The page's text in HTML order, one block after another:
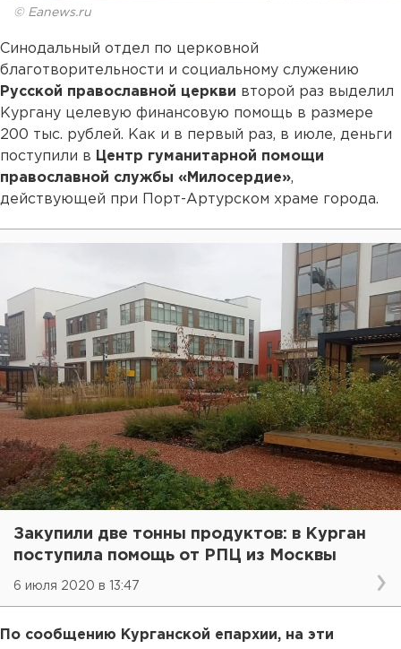
© Eanews.ru
Синодальный отдел по церковной
благотворительности и социальному служению
Русской православной церкви второй раз выделил
Кургану целевую финансовую помощь в размере
200 тыс. рублей. Как и в первый раз, в июле, деньги
поступили в Центр гуманитарной помощи
православной службы «Милосердие»,
действующей при Порт-Артурском храме города.
Закупили две тонны продуктов: в Курган
поступила помощь от РПЦ из Москвы
6 июля 2020 в 13:47
По сообщению Курганской епархии, на эти